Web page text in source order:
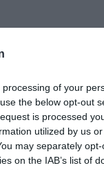
of your
the below opt-out
is processed
utilized by us
may separately
on the IAB’s list of
színháznak.
r.: Bagossy
volt
a vidékiek.